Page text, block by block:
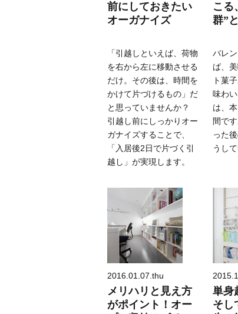
前にしておきたい
オーガナイズ
「引越しといえば、荷物
を右から左に移動させる
だけ。その後は、時間を
かけて片づけるもの」だ
と思っていませんか？
引越し前にしっかりオー
ガナイズすることで、
「入居後2日で片づく引
越し」が実現します。
こる
群”
バレ
ば、
ト菓
味わ
は、
間で
った
うし
2016.01.07.thu
メリハリと見え方
がポイント！オー
単身
そ